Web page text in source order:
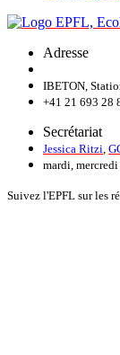
Adresse
IBETON,
+41 21 693 28
Secrétariat
Jessica Ritzi
mardi,
Suivez l'EPFL sur les